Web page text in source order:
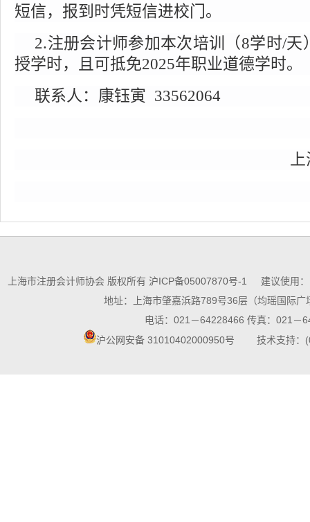
短信，报到时凭短信进校门。
2.注册会计师参加本次培训（8学时/天
授学时，且可抵免2025年职业道德学时。
联系人：康钰寅 33562064
上
上海市注册会计师协会 版权所有 沪ICP备05007870号-1
建议使用：
地址：上海市肇嘉浜路789号36层（均瑶国际广
电话：021－64228466 传真：021－
沪公网安备 31010402000950号 技术支持：